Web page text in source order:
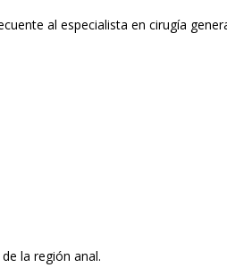
al especialista en cirugía
la región anal.